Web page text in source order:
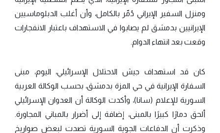
ومنزل السفير الإيراني دُمّر بالكامل، وأن أغلب الدبلوماسيين
الإيرانيين بدمشق لم يصابوا في الاستهداف باعتبار الانفجارات
وقعت بعد انتهاء الدوام.
كان قد استهداف جيش الاحتلال الإسرائيلي، اليوم، مبنى
السفارة الإيرانية في حي المزة بدمشق، بحسب الوكالة العربية
السورية للإعلام (سانا)، وأكدت الوكالة أن العدوان الإسرائيلي
ألحق دمارًا كبيرًا بالمبنى، إضافة إلى أضرار بالمباني المجاورة.
وذكرت أن الدفاعات الجوية السورية تصدت لبعض صواريخ